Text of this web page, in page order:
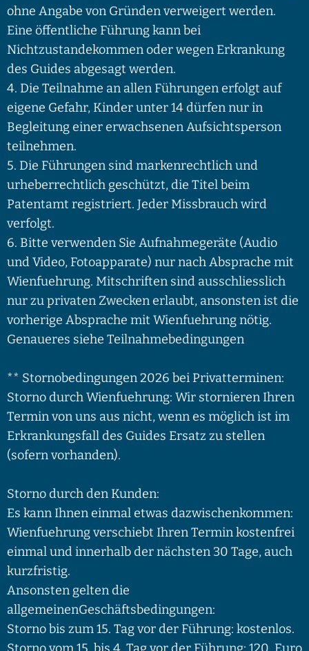
ohne Angabe von Gründen verweigert werden.
Eine öffentliche Führung kann bei
Nichtzustandekommen oder wegen Erkrankung
des Guides abgesagt werden.
4. Die Teilnahme an allen Führungen erfolgt auf
eigene Gefahr, Kinder unter 14 dürfen nur in
Begleitung einer erwachsenen Aufsichtsperson
teilnehmen.
5. Die Führungen sind markenrechtlich und
urheberrechtlich geschützt, die Titel beim
Patentamt registriert. Jeder Missbrauch wird
verfolgt.
6. Bitte verwenden Sie Aufnahmegeräte (Audio
und Video, Fotoapparate) nur nach Absprache mit
Wienfuehrung. Mitschriften sind ausschliesslich
nur zu privaten Zwecken erlaubt, ansonsten ist die
vorherige Absprache mit Wienfuehrung nötig.
Genaueres siehe Teilnahmebedingungen
** Stornobedingungen 2026 bei Privatterminen:
Storno durch Wienfuehrung: Wir stornieren Ihren
Termin von uns aus nicht, wenn es möglich ist im
Erkrankungsfall des Guides Ersatz zu stellen
(sofern vorhanden).
Storno durch den Kunden:
Es kann Ihnen einmal etwas dazwischenkommen:
Wienfuehrung verschiebt Ihren Termin kostenfrei
einmal und innerhalb der nächsten 30 Tage, auch
kurzfristig.
Ansonsten gelten die
allgemeinenGeschäftsbedingungen:
Storno bis zum 15. Tag vor der Führung: kostenlos.